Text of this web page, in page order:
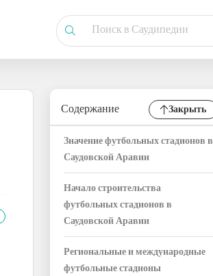
Содержание Закрыть
Значение футбольных стадионов в
Саудовской Аравии
Начало строительства
футбольных стадионов в
Саудовской Аравии
Региональные и международные
футбольные стадионы